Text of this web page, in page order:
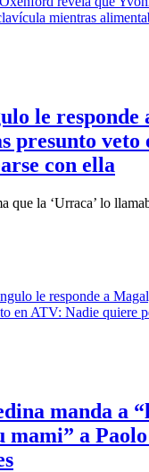
le responde
presunto veto
con ella
que la ‘Urraca’ lo
manda a
mami” a